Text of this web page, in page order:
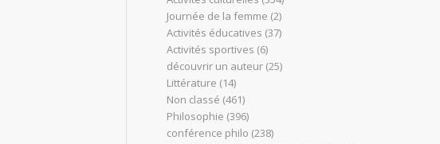
Journée de la femme (2)
Activités éducatives (37)
Activités sportives (6)
découvrir un auteur (25)
Littérature (14)
Non classé (461)
Philosophie (396)
conférence philo (238)